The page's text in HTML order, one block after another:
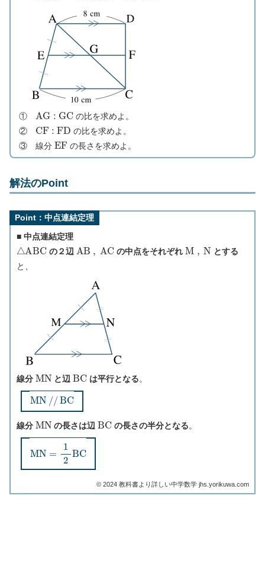
① A G: GC
の比を求めよ。
②
CF: FD
の比を求めよ。
③ 線分 EFの長さを求めよ。
解法のPoint
Point：中点連結定理
■ 中点連結定理
△ ABC の２辺 A B A C の中点をそれぞれ M N とする
と、
線分 MN と辺 B C は平行となる。
MN/ BC
線分 MN の長さは辺 B C の長さの半分となる。
MN= B C
©︎ 2024 教科書より詳しい中学数学 jhs.yorikuwa.com